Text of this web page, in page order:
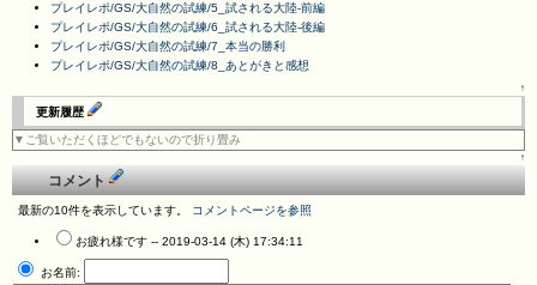
プレイレポ/GS/大自然の試練/5_試される大陸-前編
プレイレポ/GS/大自然の試練/6_試される大陸-後編
プレイレポ/GS/大自然の試練/7_本当の勝利
プレイレポ/GS/大自然の試練/8_あとがきと感想
↑
更新履歴
▼ご覧いただくほどでもないので折り畳み
↑
コメント
最新の10件を表示しています。 コメントページを参照
お疲れ様です -- 2019-03-14 (木) 17:34:11
お名前: